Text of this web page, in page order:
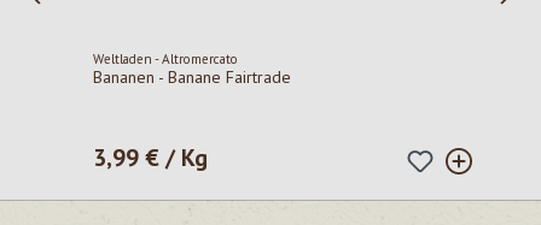
Weltladen - Altromercato
Bananen - Banane Fairtrade
Regulärer Preis:
3,99 € / Kg